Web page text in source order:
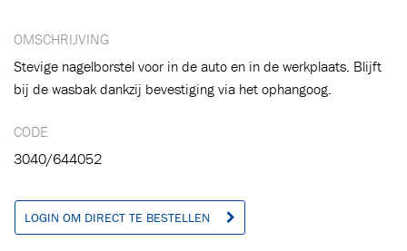
OMSCHRIJVING
Stevige nagelborstel voor in de auto en in de werkplaats. Blijft
bij de wasbak dankzij bevestiging via het ophangoog.
CODE
3040/644052
LOGIN OM DIRECT TE BESTELLEN
VERDER WINKELEN Ga naar winkelwagen